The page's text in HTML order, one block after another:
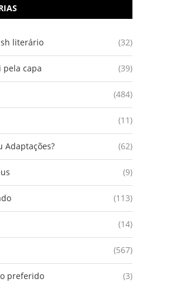
literário (32)
pela capa (39)
(484)
(11)
Adaptações? (62)
(9)
(113)
(14)
(567)
preferido (3)